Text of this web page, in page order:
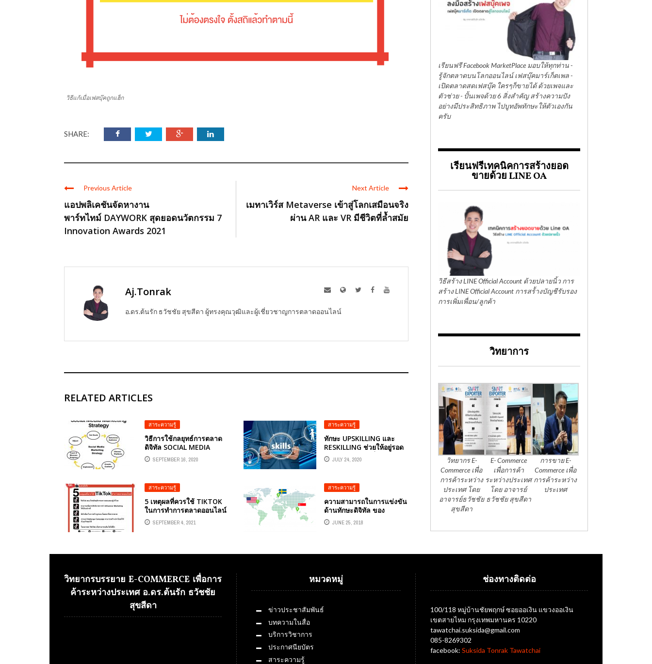
วิธีแก้เมื่อเฟสบุ๊คถูกแฮ็ก
SHARE:
Previous Article
แอปพลิเคชันจัดหางาน
พาร์ทไทม์ DAYWORK สุดยอดนวัตกรรม 7
Innovation Awards 2021
Next Article
เมทาเวิร์ส Metaverse เข้าสู่โลกเสมือนจริง
ผ่าน AR และ VR มีชีวิตที่ล้ำสมัย
Aj.Tonrak
อ.ดร.ต้นรัก ธวัชชัย สุขสีดา ผู้ทรงคุณวุฒิและผู้เชี่ยวชาญการตลาดออนไลน์
RELATED ARTICLES
สาระความรู้
วิธีการใช้กลยุทธ์การตลาด
ดิจิทัล SOCIAL MEDIA
MARKETING STRATEGY
SEPTEMBER 16, 2020
สาระความรู้
ทักษะ UPSKILLING และ
RESKILLING ช่วยให้อยู่รอด
ในยุคของการเปลี่ยนแปลง
JULY 24, 2020
สาระความรู้
5 เหตุผลที่ควรใช้ TIKTOK
ในการทำการตลาดออนไลน์
SEPTEMBER 4, 2021
สาระความรู้
ความสามารถในการแข่งขัน
ด้านทักษะดิจิทัล ของ
ประเทศไทยในปี 2018
JUNE 25, 2018
เรียนฟรี Facebook MarketPlace มอบให้ทุกท่าน -
รู้จักตลาดบนโลกออนไลน์ เฟสบุ๊คมาร์เก็ตเพล -
เปิดตลาดสดเฟสบุ๊ค ใครๆก็ขายได้ ด้วยเพจและ
ตัวช่วย - ปั้นเพจด้วย 6 สิ่งสำคัญ สร้างความปัง
อย่างมีประสิทธิภาพ ไปบูทอัพทักษะให้ตัวเองกัน
ครับ
เรียนฟรีเทคนิคการสร้างยอด
ขายด้วย LINE OA
วิธีสร้าง LINE Official Account ด้วยปลายนิ้ว การ
สร้าง LINE Official Account การสร้้างบัญชีรับรอง
การเพิ่มเพื่อน/ลูกค้า
วิทยาการ
วิทยากร E-
Commerce เพื่อ
การค้าระหว่าง
ประเทศ โดย
อาจารย์ธวัชชัย
สุขสีดา
E- Commerce
เพื่อการค้า
ระหว่างประเทศ
โดย อาจารย์
ธวัชชัย สุขสีดา
การขาย E-
Commerce เพื่อ
การค้าระหว่าง
ประเทศ
วิทยากรบรรยาย E-COMMERCE เพื่อการ
ค้าระหว่างประเทศ อ.ดร.ต้นรัก ธวัชชัย
สุขสีดา
หมวดหมู่
ข่าวประชาสัมพันธ์
บทความในสื่อ
บริการวิชาการ
ประกาศนียบัตร
สาระความรู้
ช่องทางติดต่อ
100/118 หมู่บ้านชัยพฤกษ์ ซอยออเงิน แขวงออเงิน
เขตสายไหม กรุงเทพมหานคร 10220
tawatchai.suksida@gmail.com
085-8269302
facebook: Suksida Tonrak Tawatchai